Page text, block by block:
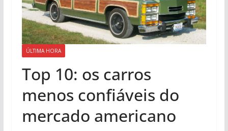
ÚLTIMA HORA
Top 10: os carros
menos confiáveis do
mercado americano